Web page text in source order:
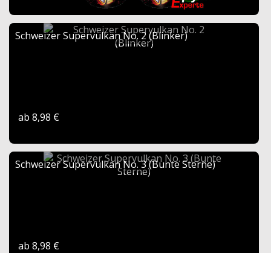
Schweizer Supervulkan No. 2 (Blinker)
ab 8,98 €
Schweizer Supervulkan No. 3 (Bunte Sterne)
ab 8,98 €